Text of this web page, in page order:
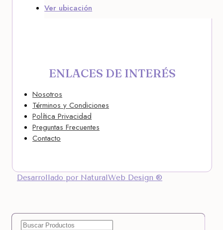
Ver ubicación
ENLACES DE INTERÉS
Nosotros
Términos y Condiciones
Política Privacidad
Preguntas Frecuentes
Contacto
Desarrollado por NaturalWeb Design ®